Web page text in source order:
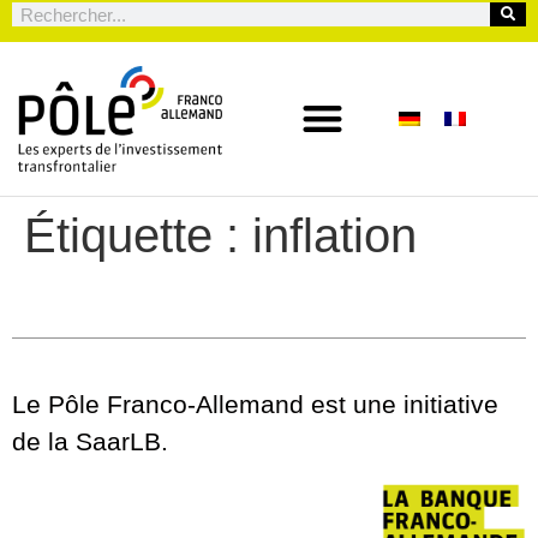
Étiquette : inflation
Le Pôle Franco-Allemand est une initiative
de la SaarLB.